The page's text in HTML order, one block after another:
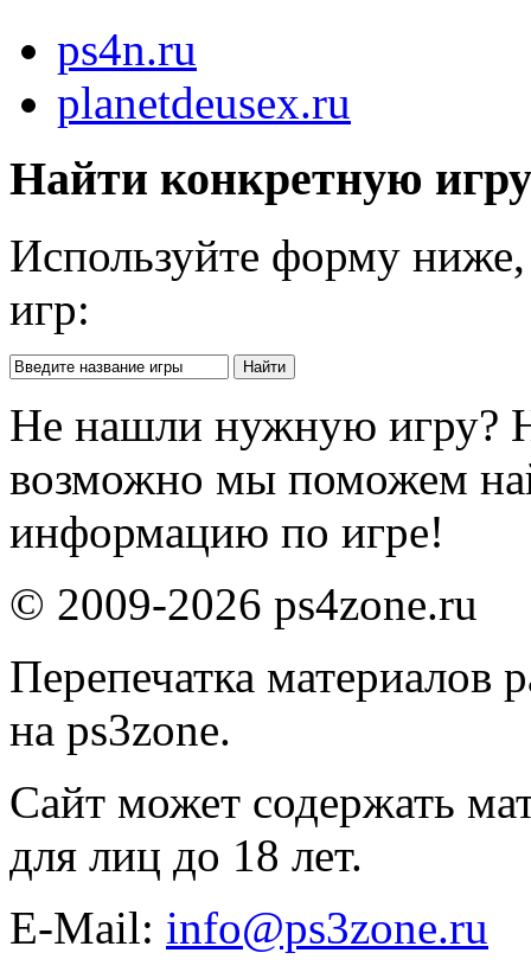
ps4n.ru
planetdeusex.ru
Найти конкретную
Используйте форму
игр:
Не нашли нужную игру?
возможно мы поможем
информацию по игре!
© 2009-2026 ps4zone.ru
Перепечатка материалов
на ps3zone.
Сайт может содержать
для лиц до 18 лет.
E-Mail: info@ps3zone.ru